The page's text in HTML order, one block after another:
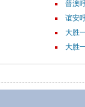
普澳
谊安
大胜
大胜